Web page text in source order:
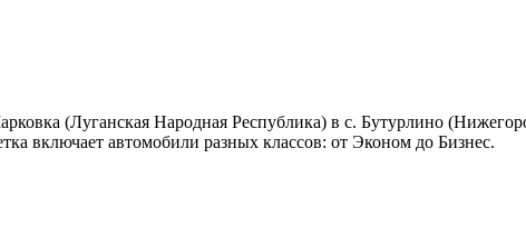
(Луганская Народная Республика) в с. Бутурлино
включает автомобили разных классов: от Эконом до Бизнес.